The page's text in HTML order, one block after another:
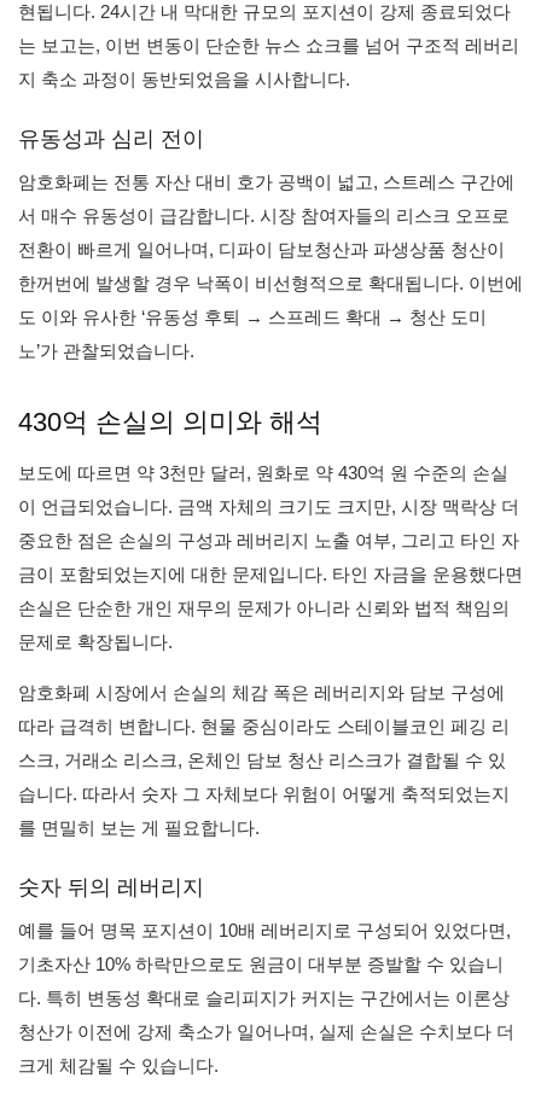
현됩니다. 24시간 내 막대한 규모의 포지션이 강제 종료되었다
는 보고는, 이번 변동이 단순한 뉴스 쇼크를 넘어 구조적 레버리
지 축소 과정이 동반되었음을 시사합니다.
유동성과 심리 전이
암호화폐는 전통 자산 대비 호가 공백이 넓고, 스트레스 구간에
서 매수 유동성이 급감합니다. 시장 참여자들의 리스크 오프로
전환이 빠르게 일어나며, 디파이 담보청산과 파생상품 청산이
한꺼번에 발생할 경우 낙폭이 비선형적으로 확대됩니다. 이번에
도 이와 유사한 ‘유동성 후퇴 → 스프레드 확대 → 청산 도미
노’가 관찰되었습니다.
430억 손실의 의미와 해석
보도에 따르면 약 3천만 달러, 원화로 약 430억 원 수준의 손실
이 언급되었습니다. 금액 자체의 크기도 크지만, 시장 맥락상 더
중요한 점은 손실의 구성과 레버리지 노출 여부, 그리고 타인 자
금이 포함되었는지에 대한 문제입니다. 타인 자금을 운용했다면
손실은 단순한 개인 재무의 문제가 아니라 신뢰와 법적 책임의
문제로 확장됩니다.
암호화폐 시장에서 손실의 체감 폭은 레버리지와 담보 구성에
따라 급격히 변합니다. 현물 중심이라도 스테이블코인 페깅 리
스크, 거래소 리스크, 온체인 담보 청산 리스크가 결합될 수 있
습니다. 따라서 숫자 그 자체보다 위험이 어떻게 축적되었는지
를 면밀히 보는 게 필요합니다.
숫자 뒤의 레버리지
예를 들어 명목 포지션이 10배 레버리지로 구성되어 있었다면,
기초자산 10% 하락만으로도 원금이 대부분 증발할 수 있습니
다. 특히 변동성 확대로 슬리피지가 커지는 구간에서는 이론상
청산가 이전에 강제 축소가 일어나며, 실제 손실은 수치보다 더
크게 체감될 수 있습니다.